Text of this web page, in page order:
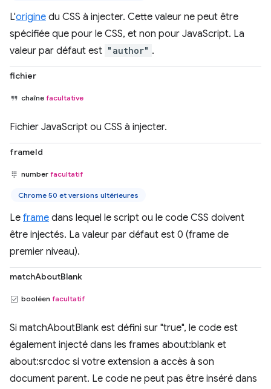
L'origine du CSS à injecter. Cette valeur ne peut être
spécifiée que pour le CSS, et non pour JavaScript. La
valeur par défaut est "author" .
fichier
chaîne facultative
Fichier JavaScript ou CSS à injecter.
frameId
number facultatif
Chrome 50 et versions ultérieures
Le frame dans lequel le script ou le code CSS doivent
être injectés. La valeur par défaut est 0 (frame de
premier niveau).
matchAboutBlank
booléen facultatif
Si matchAboutBlank est défini sur "true", le code est
également injecté dans les frames about:blank et
about:srcdoc si votre extension a accès à son
document parent. Le code ne peut pas être inséré dans